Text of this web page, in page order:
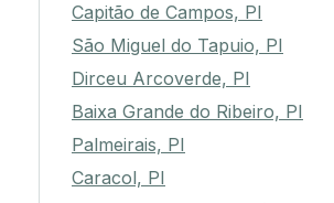
Capitão de Campos, PI
São Miguel do Tapuio, PI
Dirceu Arcoverde, PI
Baixa Grande do Ribeiro, PI
Palmeirais, PI
Caracol, PI